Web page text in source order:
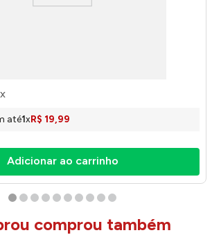
Men 15ml IP13 - Inspira Paris
até1xR$ 19,99
Adicionar ao carrinho
comprou também